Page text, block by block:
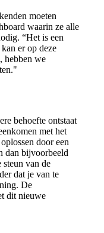
moeten
waarin ze alle
“Het is een
er op deze
hebben we
behoefte ontstaat
met het
door een
dan bijvoorbeeld
van de
dat je van te
De
dit nieuwe